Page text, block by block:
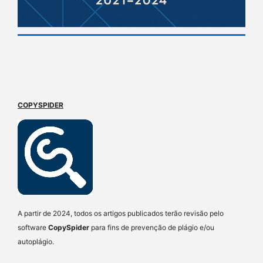
COPYSPIDER
A partir de 2024, todos os artigos publicados terão revisão pelo
software CopySpider para fins de prevenção de plágio e/ou
autoplágio.